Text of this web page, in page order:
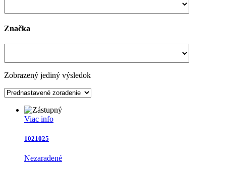
Značka
Zobrazený jediný výsledok
Viac info
1021025
Nezaradené